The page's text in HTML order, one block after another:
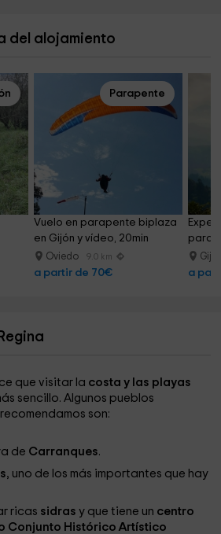
del alojamiento
Parapente
Vuelo en parapente biplaza
en Gijón y vídeo, 20min
Oviedo 9.0 km
a partir de 70€ a
que visitar la costa y las playas
sencillo. Algunos pueblos
son:
de Carranques.
, uno de los más importantes que hay
ricas sidras y que tiene un centro
Conjunto Histórico Artístico